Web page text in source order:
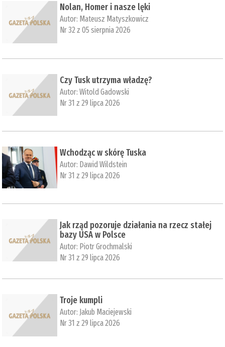
Nolan, Homer i nasze lęki
Autor: Mateusz Matyszkowicz
Nr 32 z 05 sierpnia 2026
Czy Tusk utrzyma władzę?
Autor:Witold Gadowski
Nr 31 z 29 lipca 2026
Wchodząc w skórę Tuska
Autor: Dawid Wildstein
Nr 31 z 29 lipca 2026
Jak rząd pozoruje działania na rzecz stałej
bazy USA w Polsce
Autor: Piotr Grochmalski
Nr 31 z 29 lipca 2026
Troje kumpli
Autor: Jakub Maciejewski
Nr 31 z 29 lipca 2026